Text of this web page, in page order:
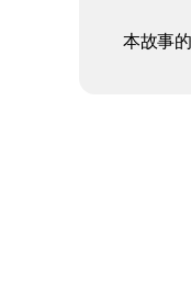
本故事